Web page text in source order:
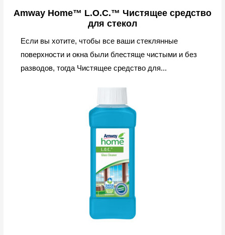
Amway Home™ L.O.C.™ Чистящее средство
для стекол
Если вы хотите, чтобы все ваши стеклянные
поверхности и окна были блестяще чистыми и без
разводов, тогда Чистящее средство для...